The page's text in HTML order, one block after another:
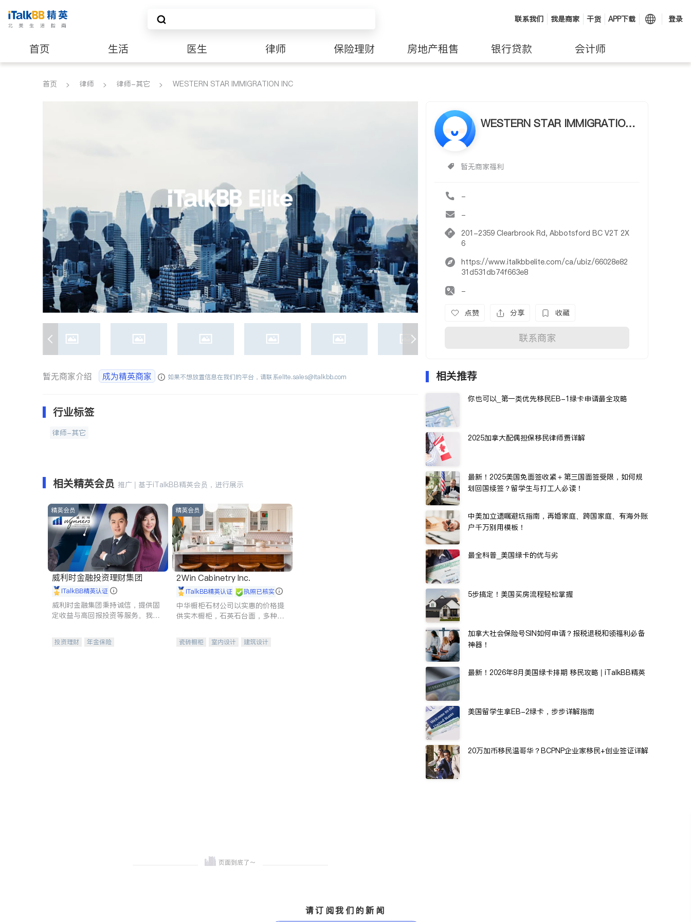
联系我们 我是商家 干货 APP下载 登录
首页 生活 医生 律师 保险理财 房地产租售 银行贷款 会计师
建筑装修
首页 律师 律师-其它 WESTERN STAR IMMIGRATION INC
WESTERN STAR IMMIGRATION I
暂无商家福利
-
-
201-2359 Clearbrook Rd, Abbotsford BC V2T 2X
6
https://www.italkbbelite.com/ca/ubiz/66028e82
31d531db74f663e8
-
点赞 分享 收藏
联系商家
暂无商家介绍 成为精英商家 如果不想放置信息在我们的平台，请联系elite.sales@italkbb.com
行业标签
律师-其它
相关精英会员 推广 | 基于iTalkBB精英会员，进行展示
精英会员
威利时金融投资理财集团
iTalkBB精英认证
威利时金融集团秉持诚信，提供固
定收益与高回报投资等服务。我们
投资理财
年金保险
精英会员
2Win Cabinetry Inc.
iTalkBB精英认证 执照已核实
中华橱柜石材公司以实惠的价格提
供实木橱柜，石英石台面，多种优
瓷砖橱柜 室内设计
建筑设计
相关推荐
你也可以_第一类优先移民EB-1绿卡申请最全攻略
2025加拿大配偶担保移民律师费详解
最新！2025美国免面签收紧＋第三国面签受限，如何规
划回国续签？留学生与打工人必读！
中美加立遗嘱避坑指南，再婚家庭、跨国家庭、有海外账
户千万别用模板！
最全科普_美国绿卡的优与劣
5步搞定！美国买房流程轻松掌握
加拿大社会保险号SIN如何申请？报税退税和领福利必备
神器！
最新！2026年8月美国绿卡排期 移民攻略 | iTalkBB精英
美国留学生拿EB-2绿卡，步步详解指南
20万加币移民温哥华？BCPNP企业家移民+创业签证详解
请订阅我们的新闻